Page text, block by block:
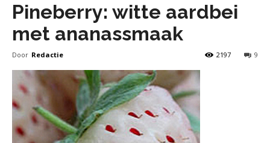
Pineberry: witte aardbei
met ananassmaak
Door Redactie 9
2197